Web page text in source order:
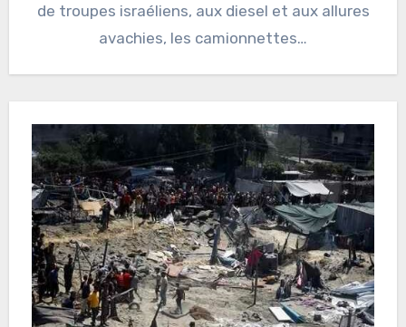
de troupes israéliens, aux diesel et aux allures
avachies, les camionnettes…